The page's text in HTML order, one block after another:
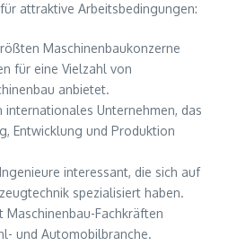
attraktive Arbeitsbedingungen:
Maschinenbaukonzerne
für eine Vielzahl von
anbietet.
internationales Unternehmen, das
Entwicklung und Produktion
interessant, die sich auf
spezialisiert haben.
Maschinenbau-Fachkräften
und Automobilbranche.